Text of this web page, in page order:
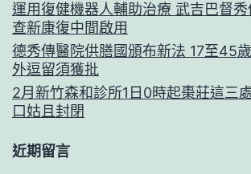
運用復健機器人輔助治療 武吉巴督
查新康復中間啟用
德秀傳醫院供膳國頒布新法 17至45
外逗留須獲批
2月新竹森和診所1日0時起棗莊這三
口姑且封閉
近期留言